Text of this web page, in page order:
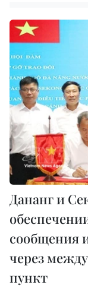
Дананг и
сообщения
через
пункт